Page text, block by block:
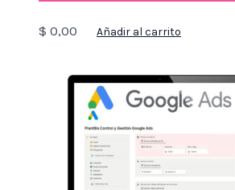
$ 0,00 Añadir al carrito